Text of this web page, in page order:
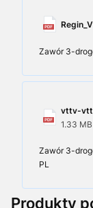
Zawór 3-
vttv-
1.33 MB
Zawór 3-
PL
Produkty